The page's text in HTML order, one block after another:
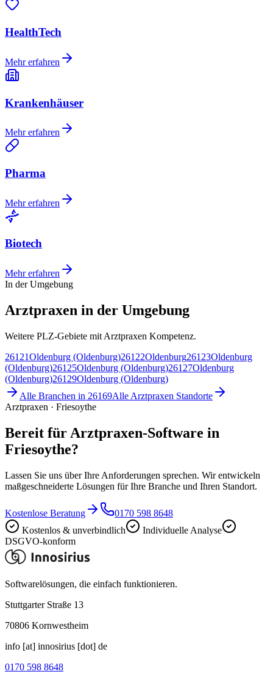
HealthTech
Mehr erfahren
Krankenhäuser
Mehr erfahren
Pharma
Mehr erfahren
Biotech
Mehr erfahren
In der Umgebung
Arztpraxen in der Umgebung
Weitere PLZ-Gebiete mit Arztpraxen Kompetenz.
26121Oldenburg (Oldenburg)26122Oldenburg26123Oldenburg
(Oldenburg)26125Oldenburg (Oldenburg)26127Oldenburg
(Oldenburg)26129Oldenburg (Oldenburg)
Alle Branchen in 26169Alle Arztpraxen Standorte
Arztpraxen · Friesoythe
Bereit für Arztpraxen-Software in
Friesoythe?
Lassen Sie uns über Ihre Anforderungen sprechen. Wir entwickeln
maßgeschneiderte Lösungen für Ihre Branche und Ihren Standort.
Kostenlose Beratung
0170 598 8648
Kostenlos & unverbindlich
Individuelle Analyse
DSGVO-konform
Softwarelösungen, die einfach funktionieren.
Stuttgarter Straße 13
70806 Kornwestheim
info [at] innosirius [dot] de
0170 598 8648